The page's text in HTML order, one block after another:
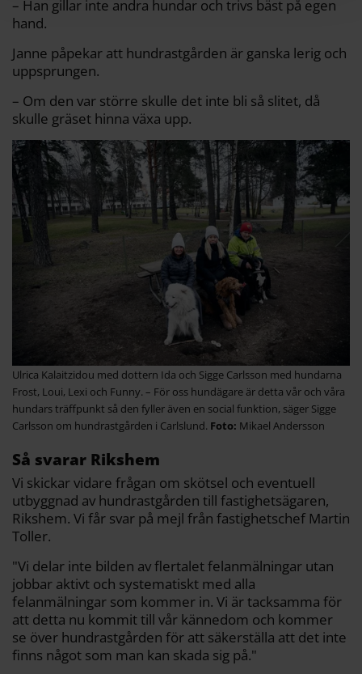
– Han gillar inte andra hundar och trivs bäst på egen
hand.
Janne påpekar att hundrastgården är ganska lerig och
uppsprungen.
– Om den var större skulle det inte bli så slitet, då
skulle gräset hinna växa upp.
Ulrica Kalaitzidou med dottern Ida och Sigge Carlsson med hundarna
Frost, Loui, Lexi och Funny. – För oss hundägare är detta vår och våra
hundars träffpunkt så den fyller även en social funktion, säger Sigge
Carlsson om hundrastgården i Carlslund.
Mikael Andersson
Så svarar Rikshem
Vi skickar vidare frågan om skötsel och eventuell
utbyggnad av hundrastgården till fastighetsägaren,
Rikshem. Vi får svar på mejl från fastighetschef Martin
Toller.
"Vi delar inte bilden av flertalet felanmälningar utan
jobbar aktivt och systematiskt med alla
felanmälningar som kommer in. Vi är tacksamma för
att detta nu kommit till vår kännedom och kommer
se över hundrastgården för att säkerställa att det inte
finns något som man kan skada sig på."